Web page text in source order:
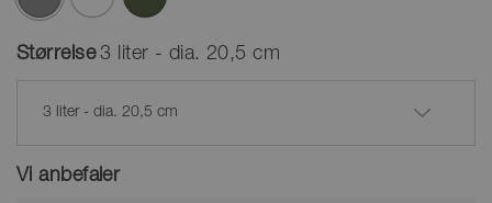
valgte
Størrelse 3 liter - dia. 20,5 cm
3 liter - dia. 20,5 cm
Vi anbefaler